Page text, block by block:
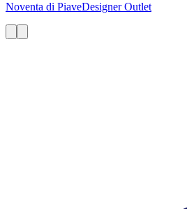
Noventa di PiaveDesigner Outlet